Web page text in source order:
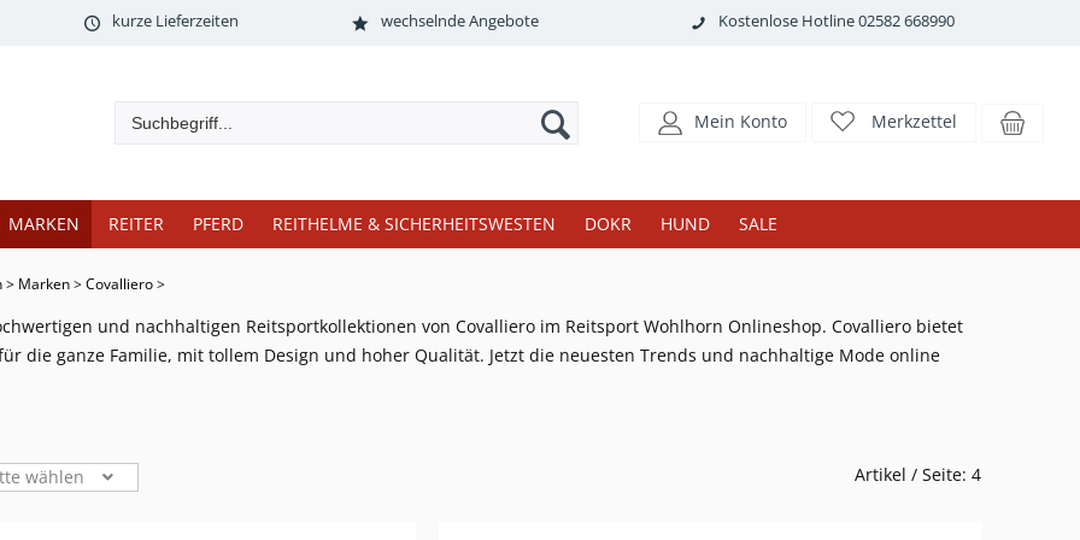
kurze Lieferzeiten wechselnde Angebote Kostenlose Hotline 02582 668990
Mein Konto Merkzettel
MARKEN REITER PFERD REITHELME & SICHERHEITSWESTEN DOKR HUND SALE
> Marken>Covalliero>
und nachhaltigen Reitsportkollektionen von Covalliero im Reitsport Wohlhorn Onlineshop. Covalliero bietet
die ganze Familie, mit tollem Design und hoher Qualität. Jetzt die neuesten Trends und nachhaltige Mode online
wählen Artikel / Seite: 4